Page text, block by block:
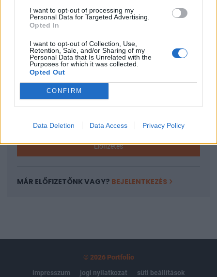
I want to opt-out of processing my
Personal Data for Targeted Advertising.
Opted In
I want to opt-out of Collection, Use,
Retention, Sale, and/or Sharing of my
Personal Data that Is Unrelated with the
Purposes for which it was collected.
Opted Out
CONFIRM
Data Deletion Data Access Privacy Policy
KEDVES OLVASÓNK!
A keresett cikk a portfolio.hu hírarchívumához
tartozik, melynek olvasása előfizetéses
regisztrációhoz kötött.
Az előfizetés a következőket tartalmazza:
Portfolio.hu teljes cikkarchívum
Kötéslisták: BÉT elmúlt 2 év napon belüli
kötéslistái
Előfizetés
MÁR ELŐFIZETŐNK VAGY? BEJELENTKEZÉS
© 2026 Portfolio
impresszum
jogi nyilatkozat süti beállítások